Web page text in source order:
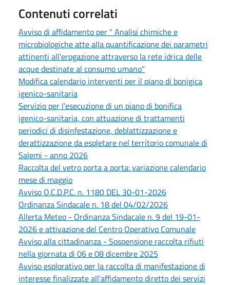
Contenuti correlati
Avviso di affidamento per " Analisi chimiche e
microbiologiche atte alla quantificazione dei parametri
attinenti all'erogazione attraverso la rete idrica delle
acque destinate al consumo umano"
Modifica calendario interventi per il piano di bonigica
igenico-sanitaria
Servizio per l'esecuzione di un piano di bonifica
igenico-sanitaria, con attuazione di trattamenti
periodici di disinfestazione, deblattizzazione e
derattizzazione da espletare nel territorio comunale di
Salemi - anno 2026
Raccolta del vetro porta a porta: variazione calendario
mese di maggio
Avviso O.C.D.P.C. n. 1180 DEL 30-01-2026
Ordinanza Sindacale n. 18 del 04/02/2026
Allerta Meteo - Ordinanza Sindacale n. 9 del 19-01-
2026 e attivazione del Centro Operativo Comunale
Avviso alla cittadinanza - Sospensione raccolta rifiuti
nella giornata di 06 e 08 dicembre 2025
Avviso esplorativo per la raccolta di manifestazione di
interesse finalizzate all'affidamento diretto dei servizi